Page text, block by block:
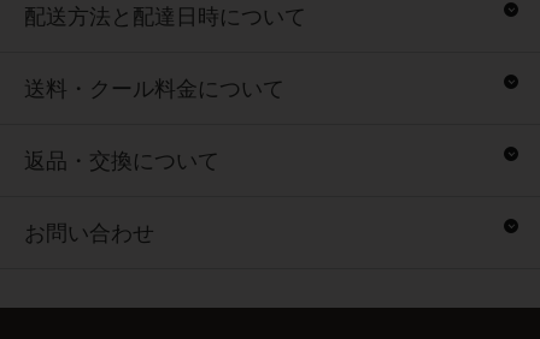
配送方法と配達日時について
送料・クール料金について
返品・交換について
お問い合わせ